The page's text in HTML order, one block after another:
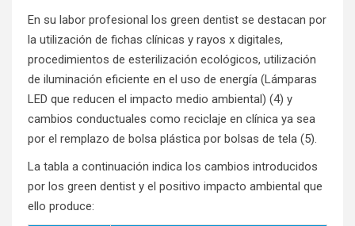
En su labor profesional los green dentist se destacan por
la utilización de fichas clínicas y rayos x digitales,
procedimientos de esterilización ecológicos, utilización
de iluminación eficiente en el uso de energía (Lámparas
LED que reducen el impacto medio ambiental) (4) y
cambios conductuales como reciclaje en clínica ya sea
por el remplazo de bolsa plástica por bolsas de tela (5).
La tabla a continuación indica los cambios introducidos
por los green dentist y el positivo impacto ambiental que
ello produce: